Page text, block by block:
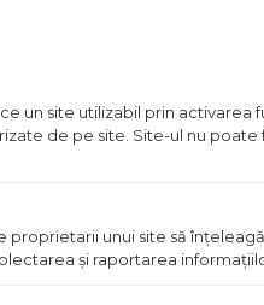
Fii primul care
un site utilizabil prin activarea
de pe site. Site-ul nu
proprietarii unui site să
şi raportarea